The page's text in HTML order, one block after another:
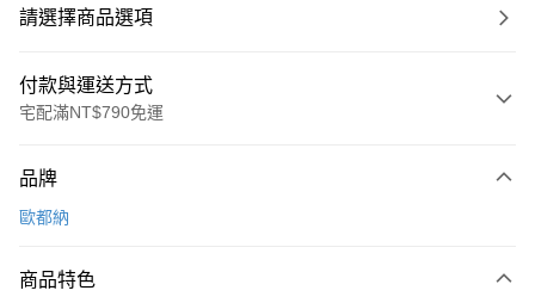
請選擇商品選項
付款與運送方式
宅配滿NT$790免運
信用卡一次付款
3 期 0 利率 每期
品牌
歐都納
商品特色